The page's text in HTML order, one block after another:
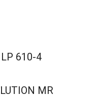
610-4
MR